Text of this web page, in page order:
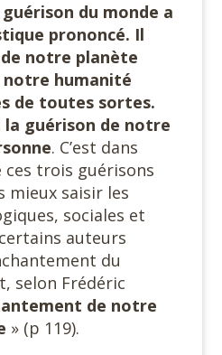
du monde a
prononcé. Il
notre planète
humanité
de toutes sortes.
la guérison de notre
. C’est dans
trois guérisons
mieux saisir les
sociales et
auteurs
du
selon Frédéric
de notre
» (p 119).